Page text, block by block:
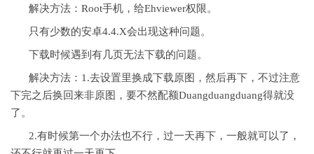
解决方法：Root手机，给Ehviewer权限。
只有少数的安卓4.4.X会出现这种问题。
下载时候遇到有几页无法下载的问题。
解决方法：1.去设置里换成下载原图，然后再下，不过注意
下完之后换回来非原图，要不然配额Duangduangduang得就没
了。
2.有时候第一个办法也不行，过一天再下，一般就可以了，